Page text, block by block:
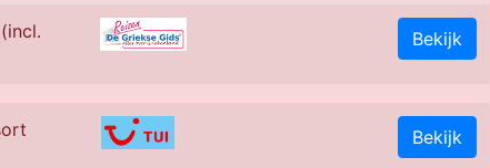
Bekijk
Bekijk